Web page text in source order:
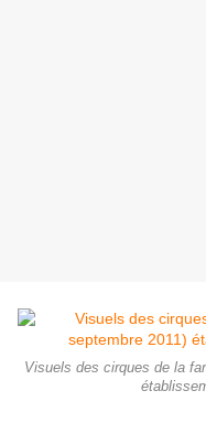
Visuels des cirques de la